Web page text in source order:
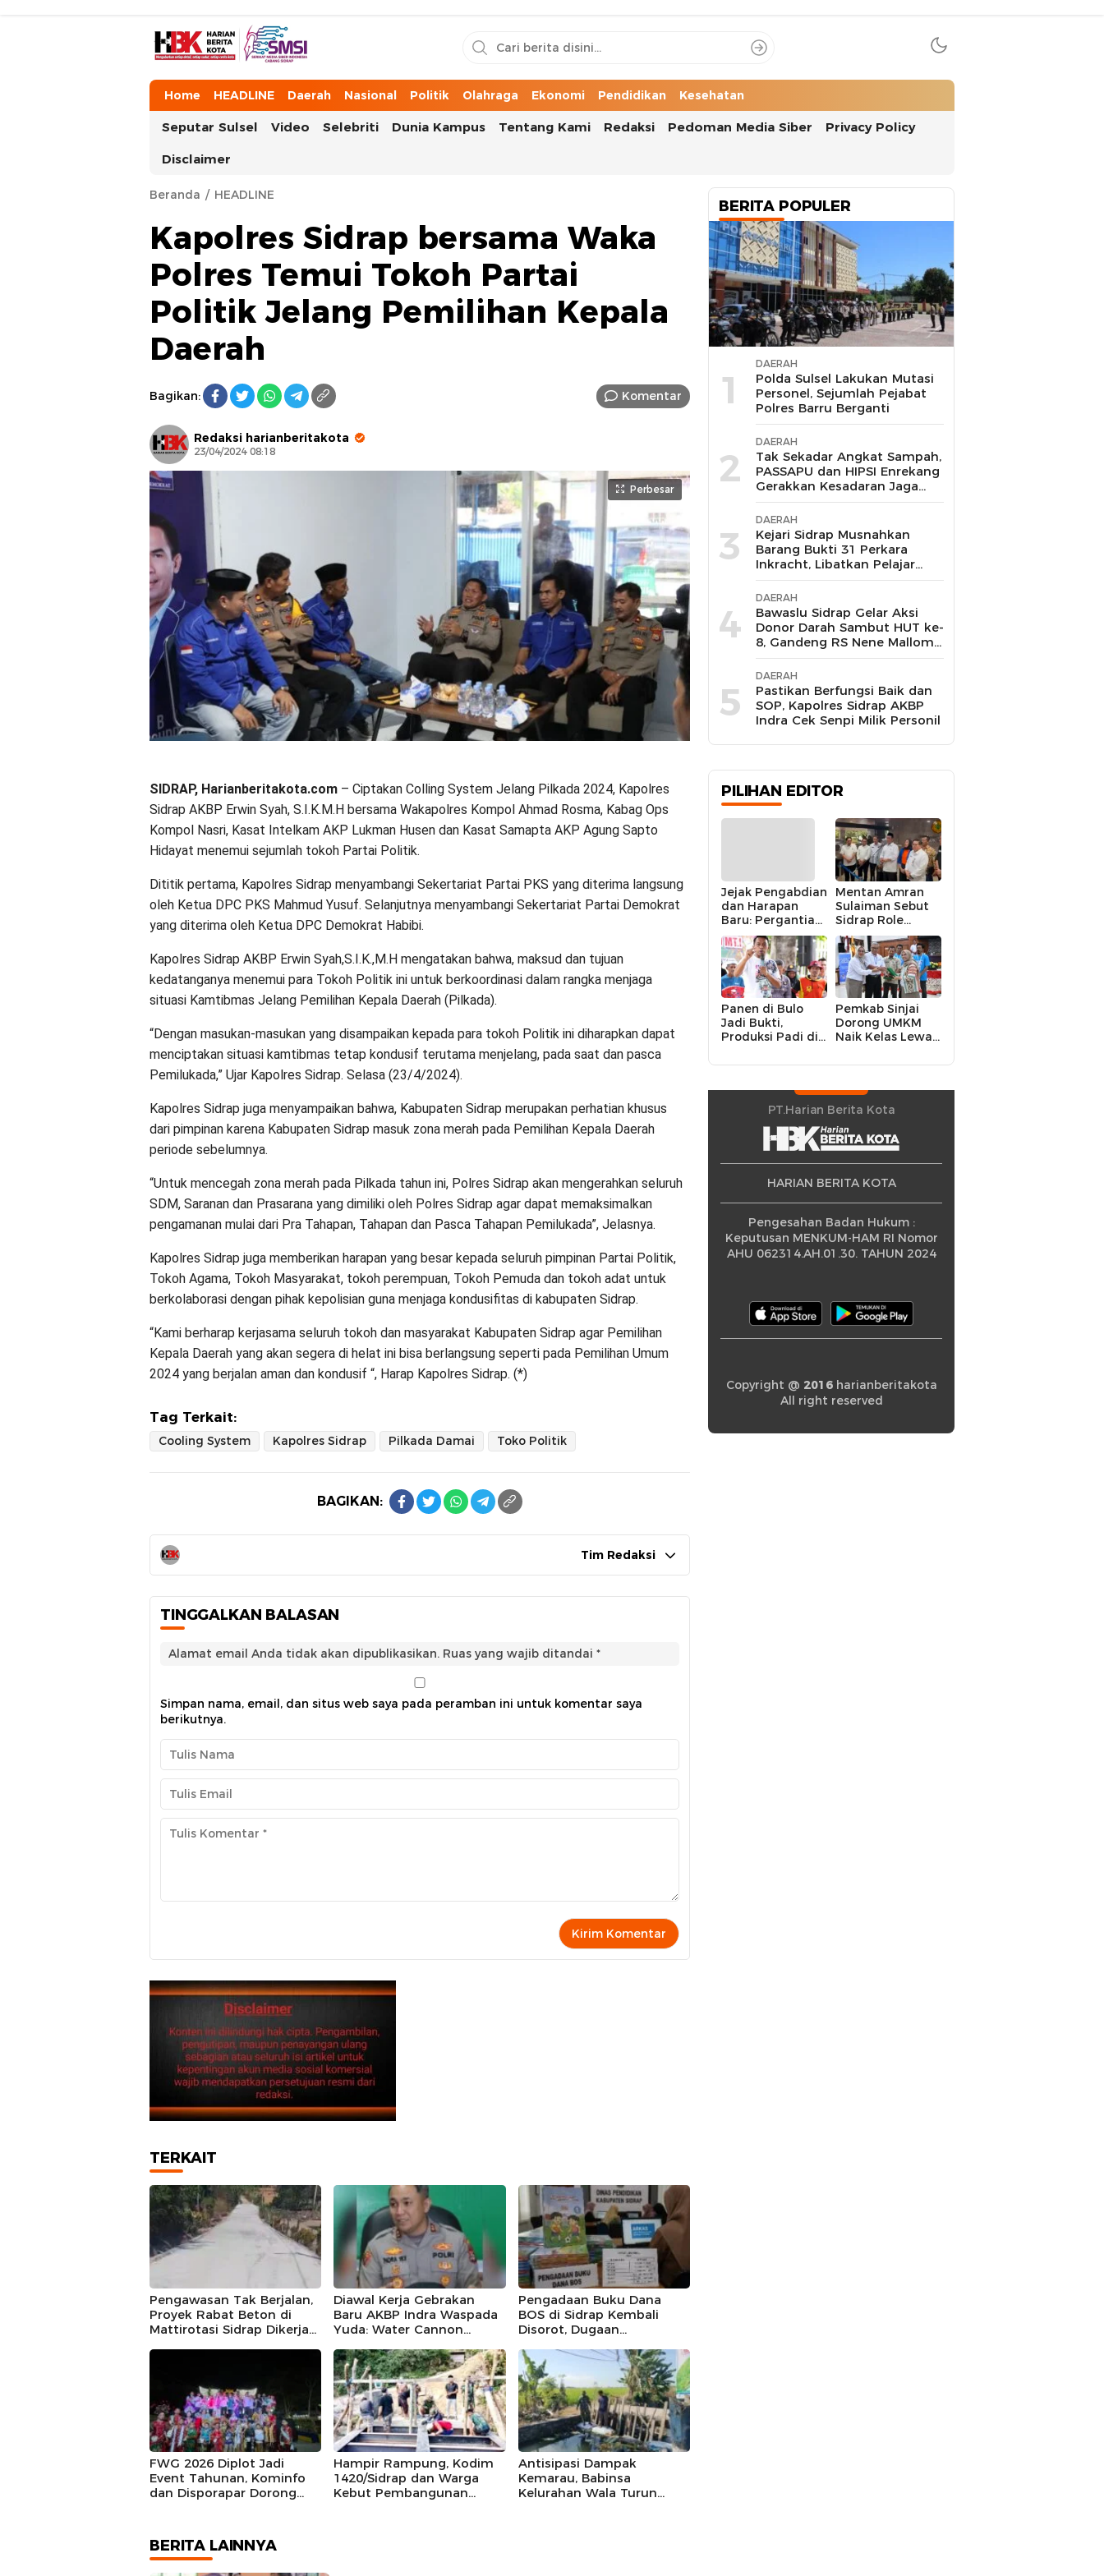
HarianBeritaKota
Mengabarkan Setiap Detil, Sudut, dan Cerita Kota
Home HEADLINE Daerah Nasional Politik Olahraga Ekonomi Pendidikan Kesehatan
Seputar Sulsel Video Selebriti Dunia Kampus Tentang Kami Redaksi Pedoman Media Siber Privacy Policy
Disclaimer
Beranda HEADLINE
Kapolres Sidrap bersama Waka
Polres Temui Tokoh Partai
Politik Jelang Pemilihan Kepala
Daerah
Bagikan: Komentar
Redaksi harianberitakota
23/04/2024 08:18
Perbesar
SIDRAP, Harianberitakota.com – Ciptakan Colling System Jelang Pilkada 2024, Kapolres
Sidrap AKBP Erwin Syah, S.I.K.M.H bersama Wakapolres Kompol Ahmad Rosma, Kabag Ops
Kompol Nasri, Kasat Intelkam AKP Lukman Husen dan Kasat Samapta AKP Agung Sapto
Hidayat menemui sejumlah tokoh Partai Politik.
Dititik pertama, Kapolres Sidrap menyambangi Sekertariat Partai PKS yang diterima langsung
oleh Ketua DPC PKS Mahmud Yusuf. Selanjutnya menyambangi Sekertariat Partai Demokrat
yang diterima oleh Ketua DPC Demokrat Habibi.
Kapolres Sidrap AKBP Erwin Syah,S.I.K.,M.H mengatakan bahwa, maksud dan tujuan
kedatanganya menemui para Tokoh Politik ini untuk berkoordinasi dalam rangka menjaga
situasi Kamtibmas Jelang Pemilihan Kepala Daerah (Pilkada).
“Dengan masukan-masukan yang disampaikan kepada para tokoh Politik ini diharapkan dapat
menciptakan situasi kamtibmas tetap kondusif terutama menjelang, pada saat dan pasca
Pemilukada,” Ujar Kapolres Sidrap. Selasa (23/4/2024).
Kapolres Sidrap juga menyampaikan bahwa, Kabupaten Sidrap merupakan perhatian khusus
dari pimpinan karena Kabupaten Sidrap masuk zona merah pada Pemilihan Kepala Daerah
periode sebelumnya.
“Untuk mencegah zona merah pada Pilkada tahun ini, Polres Sidrap akan mengerahkan seluruh
SDM, Saranan dan Prasarana yang dimiliki oleh Polres Sidrap agar dapat memaksimalkan
pengamanan mulai dari Pra Tahapan, Tahapan dan Pasca Tahapan Pemilukada”, Jelasnya.
Kapolres Sidrap juga memberikan harapan yang besar kepada seluruh pimpinan Partai Politik,
Tokoh Agama, Tokoh Masyarakat, tokoh perempuan, Tokoh Pemuda dan tokoh adat untuk
berkolaborasi dengan pihak kepolisian guna menjaga kondusifitas di kabupaten Sidrap.
“Kami berharap kerjasama seluruh tokoh dan masyarakat Kabupaten Sidrap agar Pemilihan
Kepala Daerah yang akan segera di helat ini bisa berlangsung seperti pada Pemilihan Umum
2024 yang berjalan aman dan kondusif “, Harap Kapolres Sidrap. (*)
Tag Terkait:
Cooling System Kapolres Sidrap Pilkada Damai Toko Politik
BAGIKAN:
Tim Redaksi
TINGGALKAN BALASAN
Alamat email Anda tidak akan dipublikasikan. Ruas yang wajib ditandai *
Simpan nama, email, dan situs web saya pada peramban ini untuk komentar saya
berikutnya.
TERKAIT
Pengawasan Tak Berjalan,
Proyek Rabat Beton di
Mattirotasi Sidrap Dikerja
Diawal Kerja Gebrakan
Baru AKBP Indra Waspada
Yuda: Water Cannon
Bantu Sawah Kekurangan
Air
Pengadaan Buku Dana
BOS di Sidrap Kembali
Disorot, Dugaan
Tertentu hingga Isu Relasi
Keluarga Pejabat
Mengemuka
FWG 2026 Diplot Jadi
Event Tahunan, Kominfo
dan Disporapar Dorong
Hampir Rampung, Kodim
1420/Sidrap dan Warga
Kebut Pembangunan
Antisipasi Dampak
Kemarau, Babinsa
Kelurahan Wala Turun
BERITA LAINNYA
BERITA POPULER
1
DAERAH
Polda Sulsel Lakukan Mutasi
Personel, Sejumlah Pejabat
Polres Barru Berganti
2
DAERAH
Tak Sekadar Angkat Sampah,
PASSAPU dan HIPSI Enrekang
Gerakkan Kesadaran Jaga
Ruang Publik
3
DAERAH
Kejari Sidrap Musnahkan
Barang Bukti 31 Perkara
Inkracht, Libatkan Pelajar
untuk Edukasi Bahaya
Narkoba
4
DAERAH
Bawaslu Sidrap Gelar Aksi
Donor Darah Sambut HUT ke-
8, Gandeng RS Nene Mallomo
dan Polres
5
DAERAH
Pastikan Berfungsi Baik dan
SOP, Kapolres Sidrap AKBP
Indra Cek Senpi Milik Personil
PILIHAN EDITOR
Jejak Pengabdian
dan Harapan
Baru: Pergantian
Kapolres Sidrap
dalam Perspektif
Karier Dua
Perwira
Mentan Amran
Sulaiman Sebut
Sidrap Role
Model Nasional
dalam Menjaga
Stabilitas Harga
Telur
Panen di Bulo
Jadi Bukti,
Produksi Padi di
Kecamatan
Rekor
Peningkatan
Pemkab Sinjai
Dorong UMKM
Naik Kelas Lewat
Strategis
PT.Harian Berita Kota
HARIAN BERITA KOTA
Pengesahan Badan Hukum :
Keputusan MENKUM-HAM RI Nomor
AHU 062314.AH.01.30. TAHUN 2024
Copyright @ 2016harianberitakota
All right reserved